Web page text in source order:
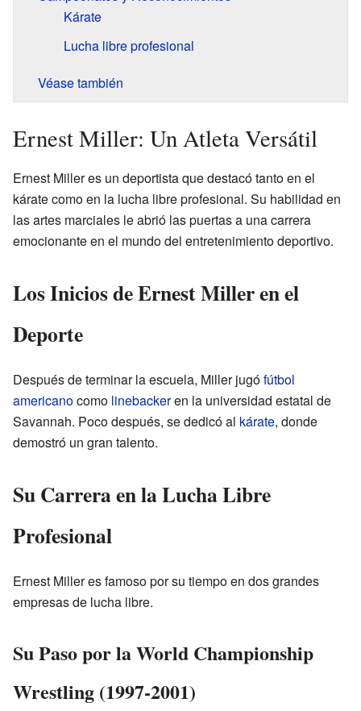
Kárate
Lucha libre profesional
Véase también
Ernest Miller: Un Atleta Versátil
Ernest Miller es un deportista que destacó tanto en el
kárate como en la lucha libre profesional. Su habilidad en
las artes marciales le abrió las puertas a una carrera
emocionante en el mundo del entretenimiento deportivo.
Los Inicios de Ernest Miller en el
Deporte
Después de terminar la escuela, Miller jugófútbol
americanocomo linebackeren la universidad estatal de
Savannah. Poco después, se dedicó al kárate, donde
demostró un gran talento.
Su Carrera en la Lucha Libre
Profesional
Ernest Miller es famoso por su tiempo en dos grandes
empresas de lucha libre.
Su Paso por la World Championship
Wrestling (1997-2001)